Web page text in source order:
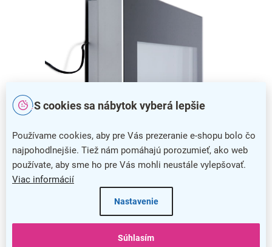
S cookies sa nábytok vyberá lepšie
Používame cookies, aby pre Vás prezeranie e-shopu bolo čo
najpohodlnejšie. Tiež nám pomáhajú porozumieť, ako web
používate, aby sme ho pre Vás mohli neustále vylepšovať.
Viac informácií
Nastavenie
Súhlasím
Moderná konštrukcia
Elegantný rám je vyrobený z pevného hliníka, ktorý je veľmi
odolný a okrem toho, že dobre vyzerá, spoľahlivo ochráni